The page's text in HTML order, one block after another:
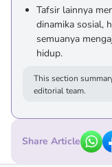
Tafsir lainnya
dinamika sosial,
semuanya
hidup.
This section
editorial team.
Share Article